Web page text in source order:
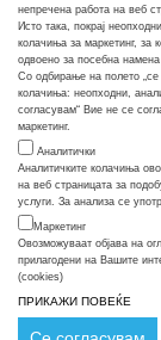
непречена работа на веб
Исто така, покрај
колачиња за маркетинг, за
одвоено за посебна
Со одбирање на полето „се
колачиња: неопходни,
согласувам“ Вие не се
маркетинг.
Аналитички
Аналитичките колачиња
на веб страницата за
услуги. За анализа се
Маркетинг
Овозможуваат објава на
прилагодени на Вашите
(cookies)
ПРИКАЖИ ПОВЕЌЕ
Кога ти треба